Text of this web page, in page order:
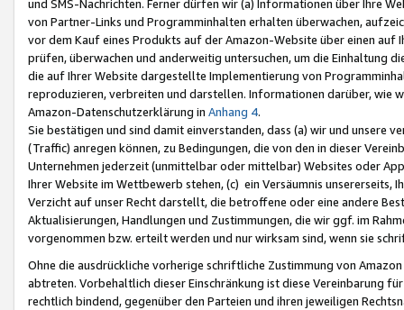
und SMS-Nachrichten. Ferner dürfen wir (a) Informationen über Ihre
von Partner-Links und Programminhalten erhalten überwachen,
vor dem Kauf eines Produkts auf der Amazon-Website über einen
prüfen, überwachen und anderweitig untersuchen, um die Einhaltung
die auf Ihrer Website dargestellte Implementierung von
reproduzieren, verbreiten und darstellen. Informationen darüber, wie
Amazon-Datenschutzerklärung in Anhang 4.
Sie bestätigen und sind damit einverstanden, dass (a) wir und
(Traffic) anregen können, zu Bedingungen, die von den in dieser
Unternehmen jederzeit (unmittelbar oder mittelbar) Websites oder
Ihrer Website im Wettbewerb stehen, (c) ein Versäumnis unsererseits,
Verzicht auf unser Recht darstellt, die betroffene oder eine andere
Aktualisierungen, Handlungen und Zustimmungen, die wir ggf. im
vorgenommen bzw. erteilt werden und nur wirksam sind, wenn sie
Ohne die ausdrückliche vorherige schriftliche Zustimmung von
abtreten. Vorbehaltlich dieser Einschränkung ist diese Vereinbarung
rechtlich bindend, gegenüber den Parteien und ihren jeweiligen